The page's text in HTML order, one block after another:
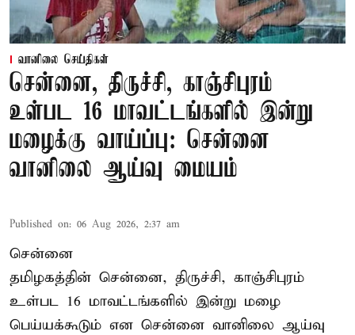
வானிலை செய்திகள்
சென்னை, திருச்சி, காஞ்சிபுரம்
உள்பட 16 மாவட்டங்களில் இன்று
மழைக்கு வாய்ப்பு: சென்னை
வானிலை ஆய்வு மையம்
Published on: 06 Aug 2026, 2:37 am
சென்னை
தமிழகத்தின் சென்னை, திருச்சி, காஞ்சிபுரம்
உள்பட 16 மாவட்டங்களில் இன்று மழை
பெய்யக்கூடும் என சென்னை வானிலை ஆய்வு